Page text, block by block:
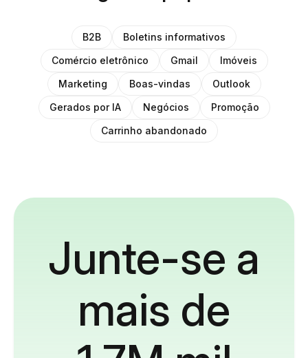
B2B
Boletins informativos
Comércio eletrônico
Gmail
Imóveis
Marketing
Boas-vindas
Outlook
Gerados por IA
Negócios
Promoção
Carrinho abandonado
Junte-se a
mais de